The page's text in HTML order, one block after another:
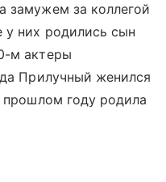
замужем за коллегой
у них родились сын
м актеры
Прилучный женился
прошлом году родила